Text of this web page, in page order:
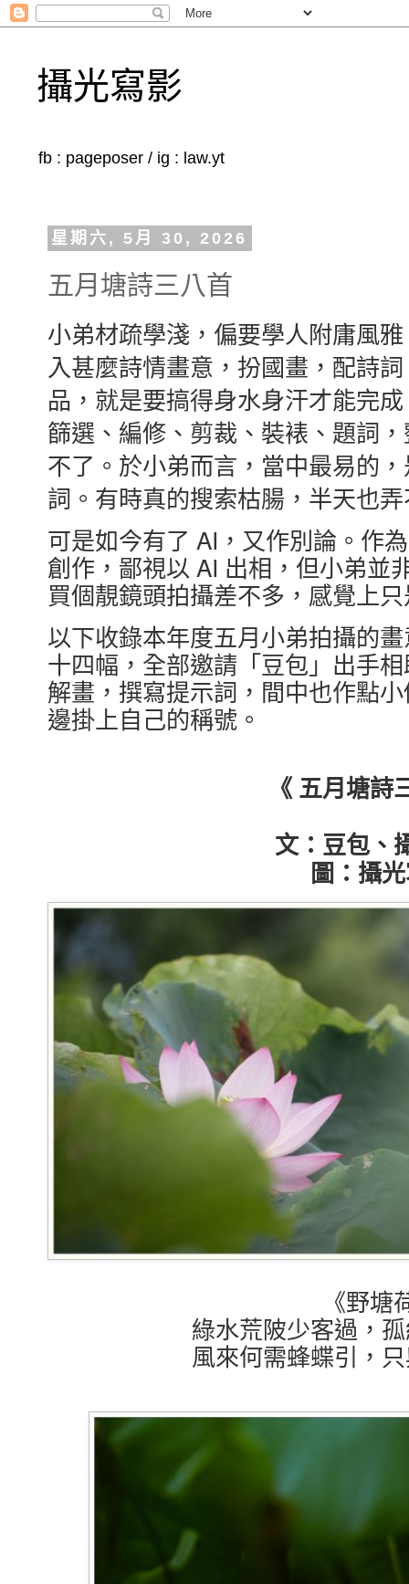
攝光寫影
fb : pageposer / ig : law.yt
星期六, 5月 30, 2026
五月塘詩三八首
小弟材疏學淺，偏要學人附庸風
入甚麼詩情畫意，扮國畫，配詩
品，就是要搞得身水身汗才能完
篩選、編修、剪裁、裝裱、題詞
不了。於小弟而言，當中最易的
詞。有時真的搜索枯腸，半天也
可是如今有了 AI，又作別論。作
創作，鄙視以 AI 出相，但小弟並
買個靚鏡頭拍攝差不多，感覺上
以下收錄本年度五月小弟拍攝的
十四幅，全部邀請「豆包」出手
解畫，撰寫提示詞，間中也作點
邊掛上自己的稱號。
《 五月塘詩
文：豆包、
圖：攝
《野塘
綠水荒陂少客過，
風來何需蜂蝶引，